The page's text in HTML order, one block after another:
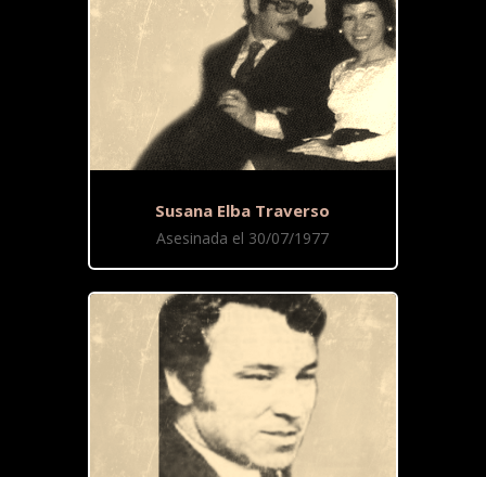
Susana Elba Traverso
Asesinada el 30/07/1977